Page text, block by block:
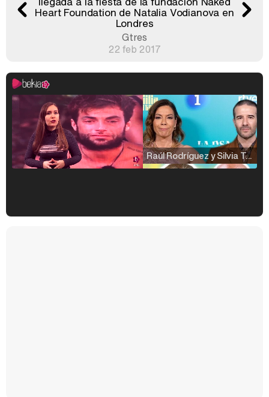
Heart Foundation de Natalia Vodianova en
Londres
Gtres
22 feb 2017
Raúl Rodríguez y Silvia Taulés nos cuentan su papel en 'La familia de la tele'